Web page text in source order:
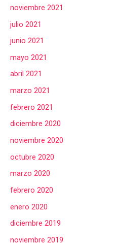
noviembre 2021
julio 2021
junio 2021
mayo 2021
abril 2021
marzo 2021
febrero 2021
diciembre 2020
noviembre 2020
octubre 2020
marzo 2020
febrero 2020
enero 2020
diciembre 2019
noviembre 2019